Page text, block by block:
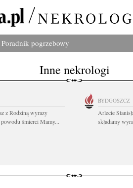
Poradnik pogrzebowy
Inne nekrologi
z Rodziną wyrazy
powodu śmierci Mamy...
BYDGOSZCZ
Arlecie
składamy